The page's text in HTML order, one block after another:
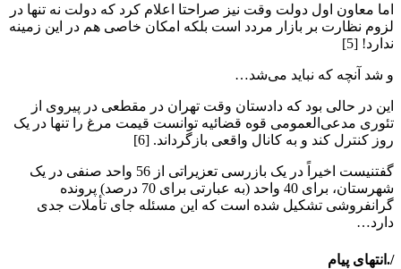
اما معاون اول دولت وقت نیز صراحتا اعلام کرد که دولت نه تنها در
لزوم نظارت بر بازار مردد است بلکه امکان خاصی هم در این زمینه
ندارد! [5]
و شد آنچه که نباید می‌شد…
این در حالی بود که دادستان وقت تهران در مقطعی در پیروی از
تئوری مدعی‌العمومی قوه قضائیه توانست قیمت مرغ را تنها در یک
روز کنترل کند و به کانال واقعی بازگرداند. [6]
گفتنیست اخیراً در یک بازرسی تعزیراتی از 56 واحد صنفی در یک
شهرستان، برای 40 واحد (به عبارتی برای 70 درصد) پرونده
گرانفروشی تشکیل شده است که این مسئله جای تأملات جدی
دارد…
/.انتهای پیام